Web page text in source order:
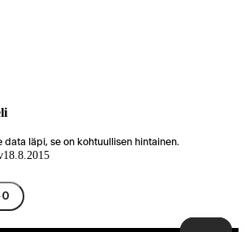
data läpi, se on kohtuullisen hintainen.
18.8.2015
0